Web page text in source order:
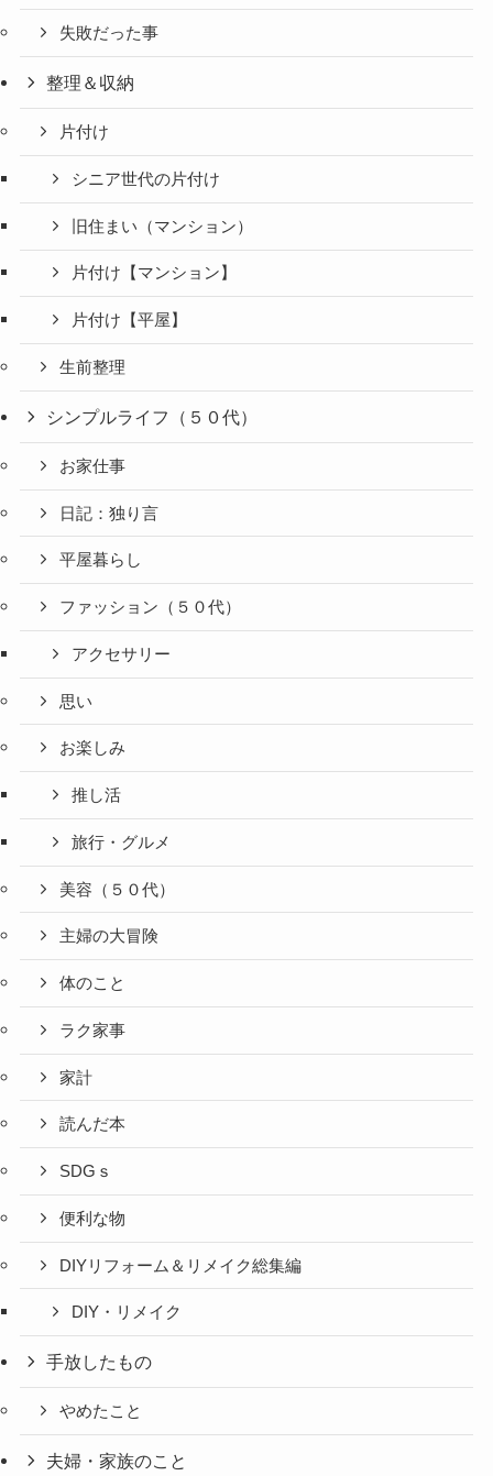
失敗だった事
整理＆収納
片付け
シニア世代の片付け
旧住まい（マンション）
片付け【マンション】
片付け【平屋】
生前整理
シンプルライフ（５０代）
お家仕事
日記：独り言
平屋暮らし
ファッション（５０代）
アクセサリー
思い
お楽しみ
推し活
旅行・グルメ
美容（５０代）
主婦の大冒険
体のこと
ラク家事
家計
読んだ本
SDGｓ
便利な物
DIYリフォーム＆リメイク総集編
DIY・リメイク
手放したもの
やめたこと
夫婦・家族のこと